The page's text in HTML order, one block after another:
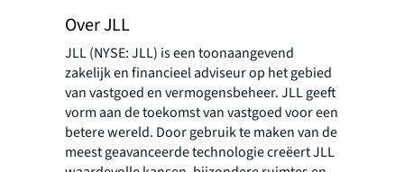
Over JLL
JLL (NYSE: JLL) is een toonaangevend
zakelijk en financieel adviseur op het gebied
van vastgoed en vermogensbeheer. JLL geeft
vorm aan de toekomst van vastgoed voor een
betere wereld. Door gebruik te maken van de
meest geavanceerde technologie creëert JLL